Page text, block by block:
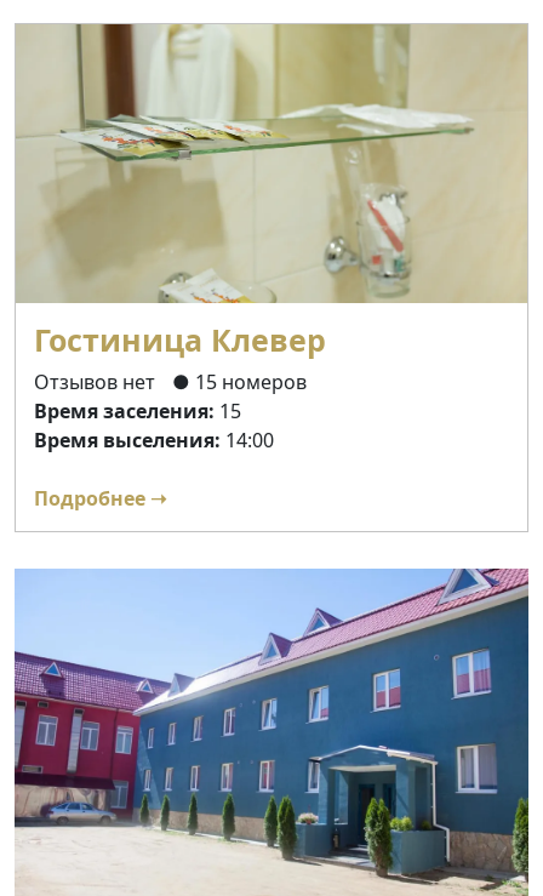
Гостиница Клевер
Отзывов нет
● 15 номеров
Время заселения: 15
Время выселения: 14:00
Подробнее ➝